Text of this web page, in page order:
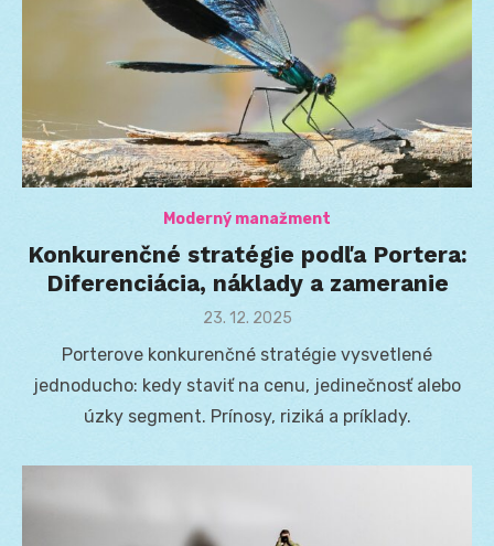
Moderný manažment
Konkurenčné stratégie podľa Portera:
Diferenciácia, náklady a zameranie
Posted
23. 12. 2025
Porterove konkurenčné stratégie vysvetlené
jednoducho: kedy staviť na cenu, jedinečnosť alebo
úzky segment. Prínosy, riziká a príklady.